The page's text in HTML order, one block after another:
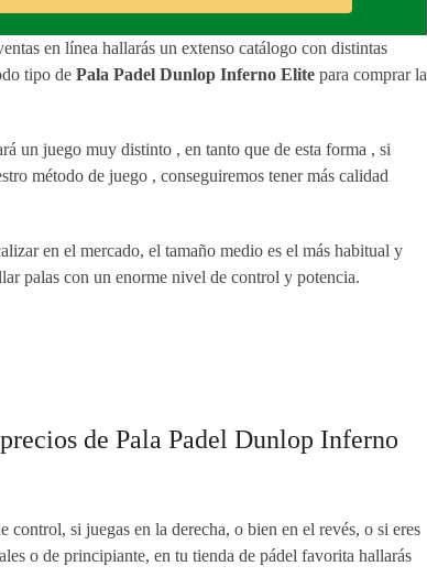
en línea hallarás un extenso catálogo con distintas
tipo de Pala Padel Dunlop Inferno Elite para comprar la
un juego muy distinto , en tanto que de esta forma , si
método de juego , conseguiremos tener más calidad
en el mercado, el tamaño medio es el más habitual y
palas con un enorme nivel de control y potencia.
de Pala Padel Dunlop Inferno
control, si juegas en la derecha, o bien en el revés, o si eres
o de principiante, en tu tienda de pádel favorita hallarás